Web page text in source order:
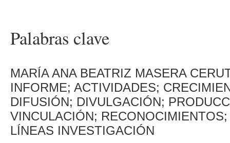
Palabras clave
MARÍA ANA BEATRIZ MASERA
INFORME; ACTIVIDADES;
DIFUSIÓN; DIVULGACIÓN;
VINCULACIÓN;
LÍNEAS INVESTIGACIÓN